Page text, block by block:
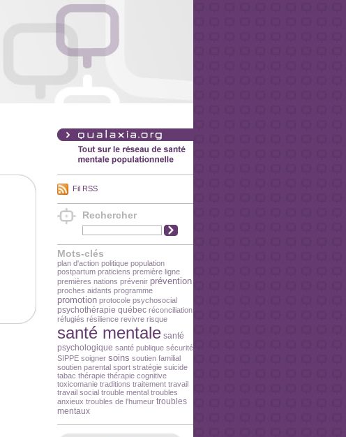
Fil RSS
Rechercher
Mots-clés
plan d'action politique population
postpartum praticiens première ligne
premières nations prévenir prévention
proches aidants programme
promotion protocole psychosocial
psychothérapie québec réconciliation
réfugiés résilience revivre risque
santé mentale santé
psychologique santé publique sécurité
SIPPE soigner soins soutien familial
soutien parental sport stratégie suicide
tabac thérapie thérapie cognitive
toxicomanie traditions traitement travail
travail social trouble mental troubles
anxieux troubles de l'humeur troubles
mentaux